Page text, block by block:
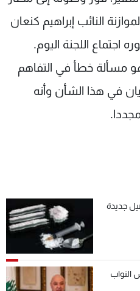
النائب إبراهيم كنعان
اجتماع اللجنة اليوم.
مسألة خطأ في التفاهم
في هذا الشأن وأنه
جديدة
الإسـتخدام
الخصوصية